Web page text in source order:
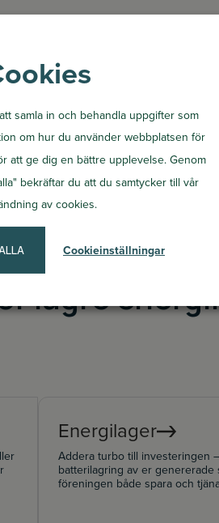
lägre
Energilager
Addera turbo till investeringen
batterilagring av er genererade
föreningen både spara och
samla in och behandla uppgifter som
om hur du använder webbplatsen för
att ge dig en bättre upplevelse. Genom
bekräftar du att du samtycker till vår
av cookies.
Cookieinställningar